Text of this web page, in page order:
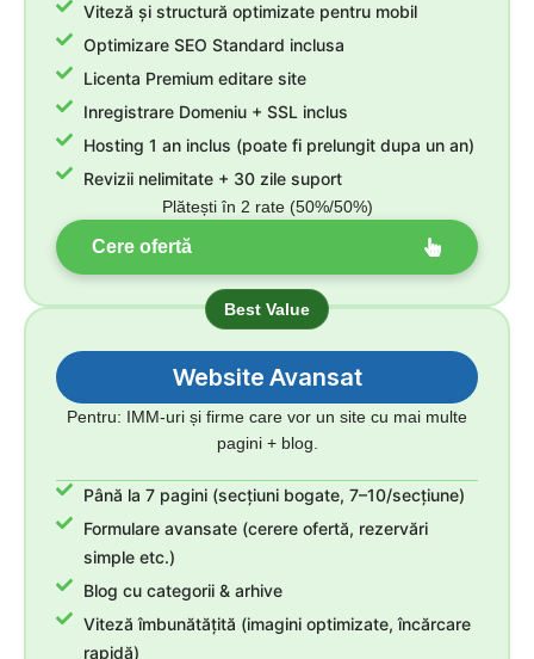
Viteză și structură optimizate pentru mobil
Optimizare SEO Standard inclusa
Licenta Premium editare site
Inregistrare Domeniu + SSL inclus
Hosting 1 an inclus (poate fi prelungit dupa un an)
Revizii nelimitate + 30 zile suport
Plătești în 2 rate (50%/50%)
Cere ofertă
Website Avansat
Pentru: IMM-uri și firme care vor un site cu mai multe
pagini + blog.
Până la 7 pagini (secțiuni bogate, 7–10/secțiune)
Formulare avansate (cerere ofertă, rezervări
simple etc.)
Blog cu categorii & arhive
Viteză îmbunătățită (imagini optimizate, încărcare
rapidă)
Best Value